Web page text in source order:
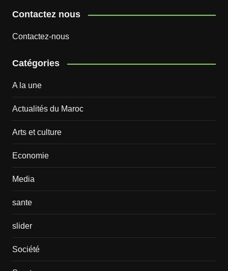
Contactez nous
Contactez-nous
Catégories
A la une
Actualités du Maroc
Arts et culture
Economie
Media
sante
slider
Société